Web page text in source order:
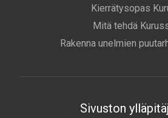
Kierrätysopas
Mitä tehdä
Rakenna unelmien
Sivuston